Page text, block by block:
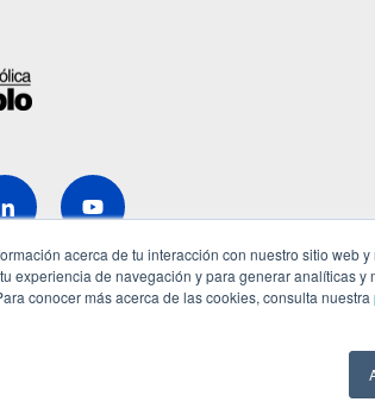
acerca de tu interacción con nuestro sitio web y
experiencia de navegación y para generar analíticas y
conocer más acerca de las cookies, consulta nuestra